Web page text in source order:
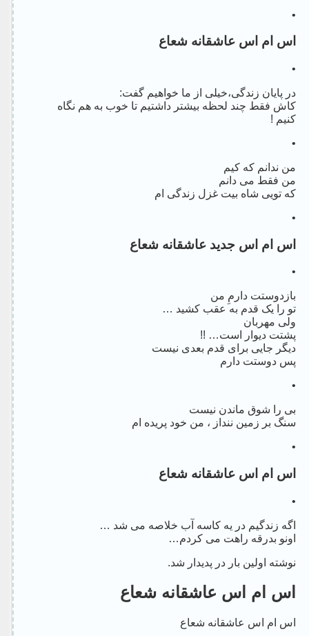
•
اس ام اس عاشقانه شعاع
•
در پایان زندگی،خیلی از ما خواهیم گفت:
کاش فقط چند لحظه بیشتر داشتیم تا خوب به هم نگاه
کنیم !
•
من ندانم که کیم
من فقط می دانم
که تویی شاه بیت غزل زندگی ام
•
اس ام اس جدید عاشقانه شعاع
•
بازدوستت دارمِ من
تو را یک قدم به عقب کشید …
ولی مهربان
پشتت دیوار است… !!
دیگر جایی برای قدم بعدی نیست
پس دوستت دارم
•
بی را شوق ماندن نیست
سنگ بر زمین ننداز ، من خود پریده ام
•
اس ام اس عاشقانه شعاع
•
اگه زندگیم در یه کاسه آب خلاصه می شد …
اونو بدرقه راهت می کردم…
نوشته اولین بار در پدیدار شد.
اس ام اس عاشقانه شعاع
اس ام اس عاشقانه شعاع